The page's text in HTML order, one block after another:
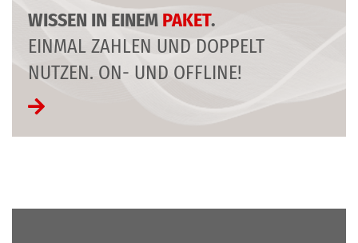
WISSEN IN EINEM PAKET.
EINMAL ZAHLEN UND DOPPELT
NUTZEN. ON- UND OFFLINE!